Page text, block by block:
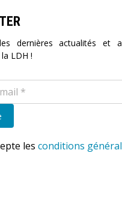
dernières actualités et
LDH !
les conditions